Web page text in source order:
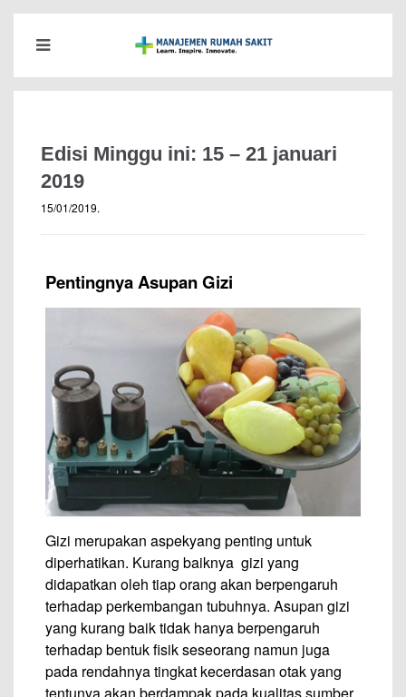
Edisi Minggu ini: 15 – 21 januari
2019
15/01/2019.
Pentingnya Asupan Gizi
Gizi merupakan aspekyang penting untuk
diperhatikan. Kurang baiknya gizi yang
didapatkan oleh tiap orang akan berpengaruh
terhadap perkembangan tubuhnya. Asupan gizi
yang kurang baik tidak hanya berpengaruh
terhadap bentuk fisik seseorang namun juga
pada rendahnya tingkat kecerdasan otak yang